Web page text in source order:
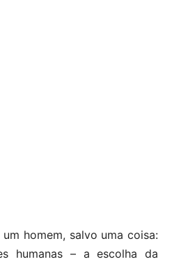
homem, salvo uma coisa:
humanas – a escolha da